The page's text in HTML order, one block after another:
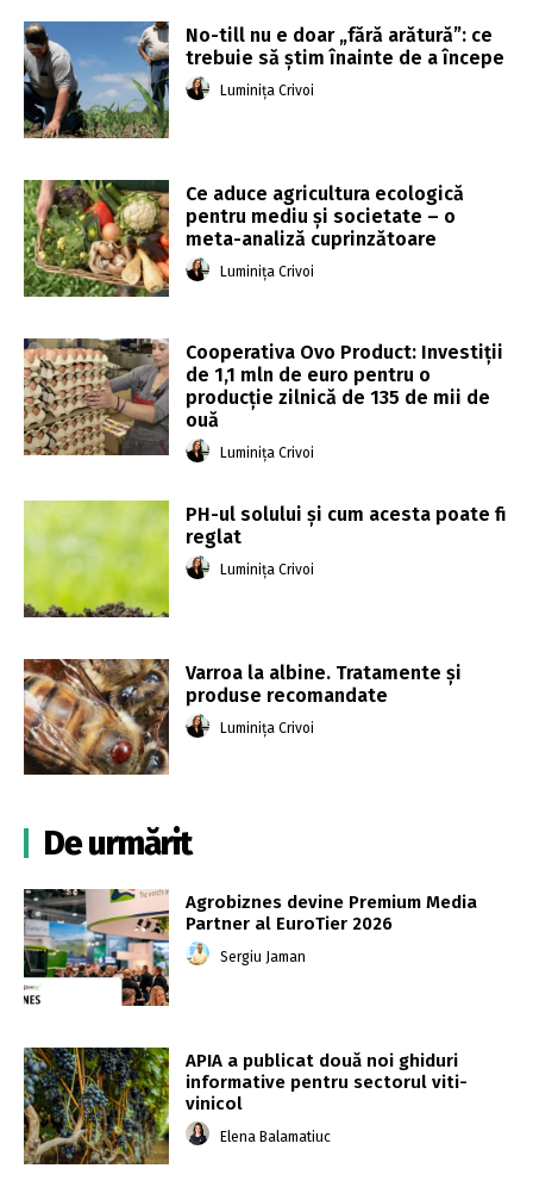
No-till nu e doar „fără arătură”: ce
trebuie să știm înainte de a începe
Luminița Crivoi
Ce aduce agricultura ecologică
pentru mediu și societate – o
meta-analiză cuprinzătoare
Luminița Crivoi
Cooperativa Ovo Product: Investiții
de 1,1 mln de euro pentru o
producție zilnică de 135 de mii de
ouă
Luminița Crivoi
PH-ul solului și cum acesta poate fi
reglat
Luminița Crivoi
Varroa la albine. Tratamente și
produse recomandate
Luminița Crivoi
De urmărit
Agrobiznes devine Premium Media
Partner al EuroTier 2026
Sergiu Jaman
APIA a publicat două noi ghiduri
informative pentru sectorul viti-
vinicol
Elena Balamatiuc